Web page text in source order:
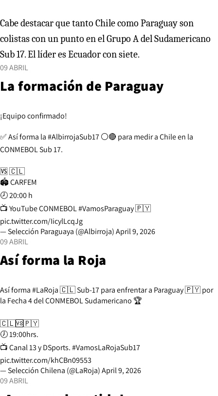
Cabe destacar que tanto Chile como Paraguay son
colistas con un punto en el Grupo A del Sudamericano
Sub 17. El líder es Ecuador con siete.
09 ABRIL
La formación de Paraguay
¡Equipo confirmado!
✅ Así forma la#AlbirrojaSub17⚪🔴 para medir a Chile en la
CONMEBOL Sub 17.
🆚 🇨🇱
🏟️ CARFEM
🕗 20:00 h
📺 YouTube CONMEBOL#VamosParaguay🇵🇾
pic.twitter.com/IicylLcqJg
— Selección Paraguaya (@Albirroja)April 9, 2026
09 ABRIL
Así forma la Roja
Así forma#LaRoja🇨🇱 Sub-17 para enfrentar a Paraguay 🇵🇾 por
la Fecha 4 del CONMEBOL Sudamericano 🏆
🇨🇱🆚🇵🇾
🕖 19:00hrs.
📺 Canal 13 y DSports.#VamosLaRojaSub17
pic.twitter.com/khCBn09553
— Selección Chilena (@LaRoja)April 9, 2026
09 ABRIL